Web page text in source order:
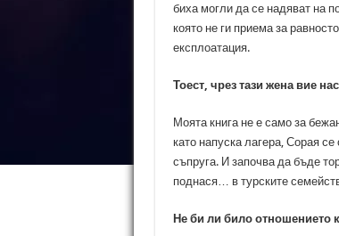
биха могли да се надяват на
която не ги приема за
експлоатация.
Тоест, чрез тази жена вие
Моята книга не е само за
като напуска лагера, Сорая
съпруга. И започва да бъде
поднася… в турските
Не би ли било отношението